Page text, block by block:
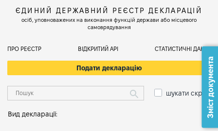
ЄДИНИЙ ДЕРЖАВНИЙ РЕЄСТР ДЕКЛАРАЦІЙ
осіб, уповноважених на виконання функцій держави або місцевого
самоврядування
ПРО РЕЄСТР ВІДКРИТИЙ АРІ СТАТИСТИЧНІ ДАНІ
Подати декларацію
шукати скрізь
Вид декларації: Зміст документа